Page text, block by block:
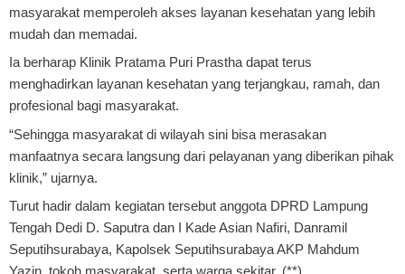
masyarakat memperoleh akses layanan kesehatan yang lebih
mudah dan memadai.
Ia berharap Klinik Pratama Puri Prastha dapat terus
menghadirkan layanan kesehatan yang terjangkau, ramah, dan
profesional bagi masyarakat.
“Sehingga masyarakat di wilayah sini bisa merasakan
manfaatnya secara langsung dari pelayanan yang diberikan pihak
klinik,” ujarnya.
Turut hadir dalam kegiatan tersebut anggota DPRD Lampung
Tengah Dedi D. Saputra dan I Kade Asian Nafiri, Danramil
Seputihsurabaya, Kapolsek Seputihsurabaya AKP Mahdum